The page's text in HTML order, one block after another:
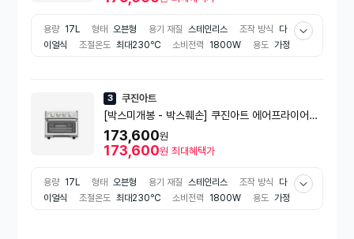
용량 17L 형태 오븐형 용기 재질 스테인리스 조작 방식
다
이얼식
조절온도 최대230℃ 소비전력 1800W 용도 가정
3 쿠진아트
[박스미개봉 - 박스훼손] 쿠진아트 에어프라이어오
븐 RENEWAL TOA-60KR
173,600원
173,600원 최대혜택가
용량 17L 형태 오븐형 용기 재질 스테인리스 조작 방식
다
이얼식
조절온도 최대230℃ 소비전력 1800W 용도 가정